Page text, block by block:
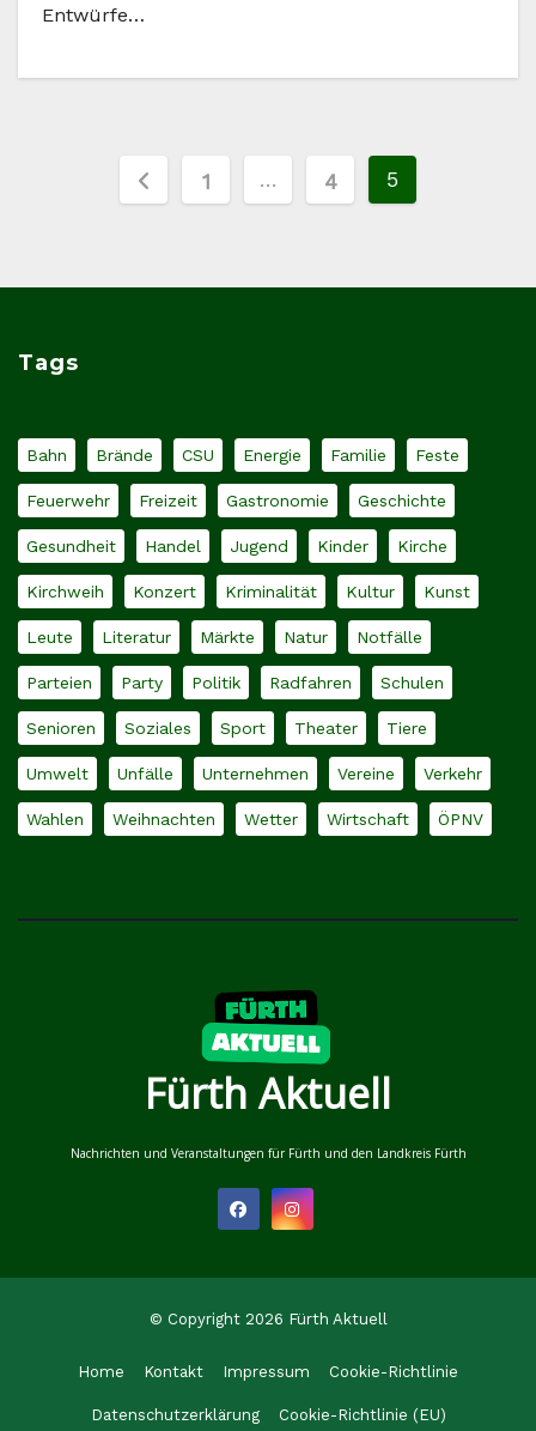
Entwürfe…
Seitennummerierung
Beiträge
1 … 4 5
Tags
Bahn Brände CSU Energie Familie Feste
Feuerwehr Freizeit Gastronomie Geschichte
Gesundheit Handel Jugend Kinder Kirche
Kirchweih Konzert Kriminalität Kultur Kunst
Leute Literatur Märkte Natur Notfälle
Parteien Party Politik Radfahren Schulen
Senioren Soziales Sport Theater Tiere
Umwelt Unfälle Unternehmen Vereine Verkehr
Wahlen Weihnachten Wetter Wirtschaft ÖPNV
Fürth Aktuell
Nachrichten und Veranstaltungen für Fürth und den Landkreis Fürth
© Copyright 2026 Fürth Aktuell
Home Kontakt Impressum Cookie-Richtlinie
Datenschutzerklärung Cookie-Richtlinie (EU)